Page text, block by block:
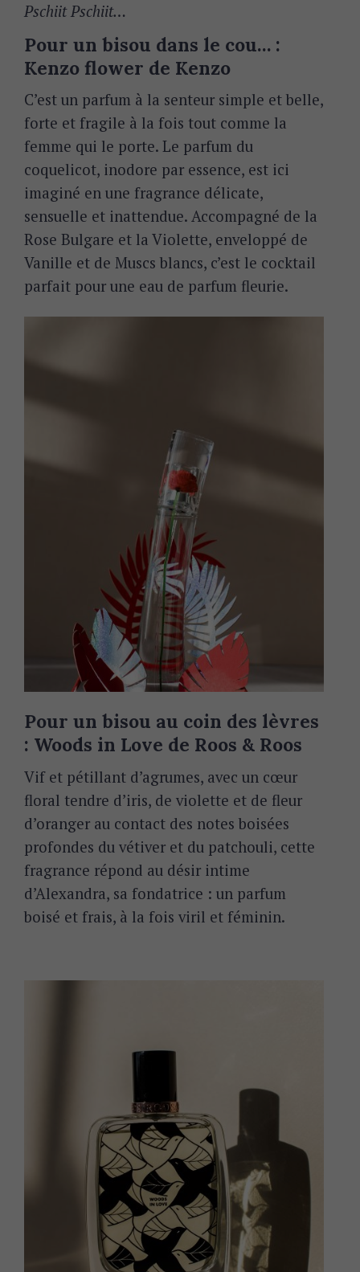
Pschiit Pschiit…
Pour un bisou dans le cou… :
Kenzo flower de Kenzo
C’est un parfum à la senteur simple et belle,
forte et fragile à la fois tout comme la
femme qui le porte. Le parfum du
coquelicot, inodore par essence, est ici
imaginé en une fragrance délicate,
sensuelle et inattendue. Accompagné de la
Rose Bulgare et la Violette, enveloppé de
Vanille et de Muscs blancs, c’est le cocktail
parfait pour une eau de parfum fleurie.
Pour un bisou au coin des lèvres
: Woods in Love de Roos & Roos
Vif et pétillant d’agrumes, avec un cœur
floral tendre d’iris, de violette et de fleur
d’oranger au contact des notes boisées
profondes du vétiver et du patchouli, cette
fragrance répond au désir intime
d’Alexandra, sa fondatrice : un parfum
boisé et frais, à la fois viril et féminin.